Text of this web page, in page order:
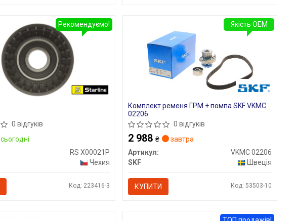
0 відгуків
сьогодні
RS X00021P
Чехия
Код: 223416-3
Рекомендуємо!
Комплект ременя ГРМ + помпа SKF VKMC
02206
0 відгуків
2 988₴
завтра
Артикул:
VKMC 02206
SKF
Швеція
КУПИТИ Код: 53503-10
Якість OEM